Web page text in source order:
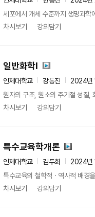
세포에서 개체 수준까지 생명과학
차시보기
강의담기
일반화학I
인제대학교 강동진
2024년
원자의 구조, 원소의 주기절 성질,
차시보기
강의담기
특수교육학개론
인제대학교 김두희
2024년
특수교육의 철학적ㆍ역사적 배경
차시보기
강의담기